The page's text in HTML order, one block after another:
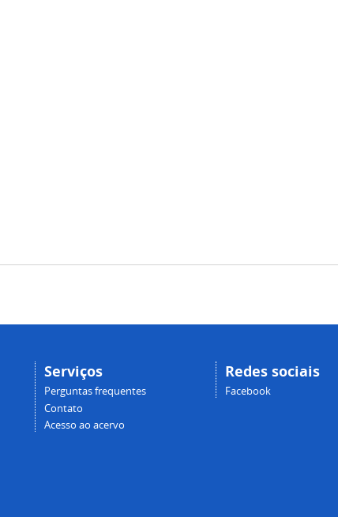
Serviços
Perguntas frequentes
Contato
Acesso ao acervo
Redes sociais
Facebook